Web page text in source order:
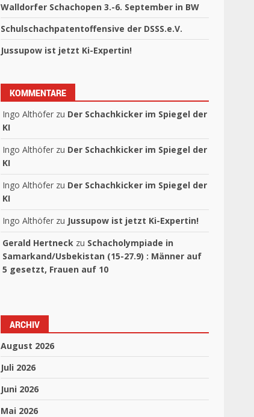
Walldorfer Schachopen 3.-6. September in BW
Schulschachpatentoffensive der DSSS.e.V.
Jussupow ist jetzt Ki-Expertin!
KOMMENTARE
Ingo Althöfer zu Der Schachkicker im Spiegel der
KI
Ingo Althöfer zu Der Schachkicker im Spiegel der
KI
Ingo Althöfer zu Der Schachkicker im Spiegel der
KI
Ingo Althöfer zu Jussupow ist jetzt Ki-Expertin!
Gerald Hertneck zu Schacholympiade in
Samarkand/Usbekistan (15-27.9) : Männer auf
5 gesetzt, Frauen auf 10
ARCHIV
August 2026
Juli 2026
Juni 2026
Mai 2026